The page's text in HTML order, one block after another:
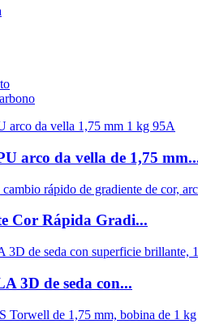
arco da vella de 1,75
Cor Rápida Gradi...
3D de seda con...